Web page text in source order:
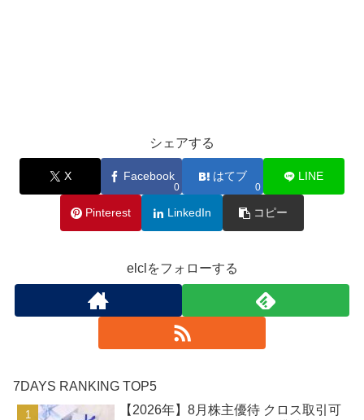
シェアする
X Facebook
0
はてブ
0
LINE
Pinterest LinkedIn コピー
elclをフォローする
7DAYS RANKING TOP5
【2026年】8月株主優待 クロス取引可